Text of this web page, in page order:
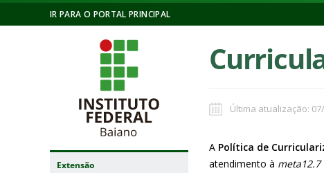
IR PARA O PORTAL PRINCIPAL
Extensão
Última atualização:
A Política de
atendimento à meta12.7